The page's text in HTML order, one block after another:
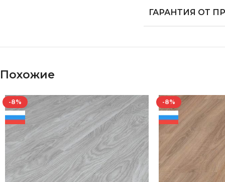
ГАРАНТИЯ ОТ
Похожие
-8% -8%